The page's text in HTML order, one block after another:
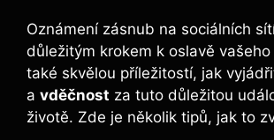
Oznámení zásnub na sociálních
důležitým krokem k oslavě
také skvělou příležitostí, jak
a vděčnost za tuto důležitou
životě. Zde je několik tipů, jak to